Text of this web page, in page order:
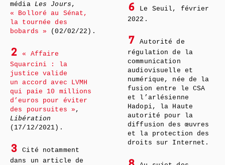
média Les Jours ,
« Bolloré au Sénat,
la tournée des
bobards » (02/02/22).
2
« Affaire
Squarcini : la
justice valide
un accord avec LVMH
qui paie 10 millions
d’euros pour éviter
des poursuites » ,
Libération
(17/12/2021).
3
Cité notamment
dans un article de
6
Le Seuil, février
2022.
7
Autorité de
régulation de la
communication
audiovisuelle et
numérique, née de la
fusion entre le CSA
et l’arlésienne
Hadopi, la Haute
autorité pour la
diffusion des œuvres
et la protection des
droits sur Internet.